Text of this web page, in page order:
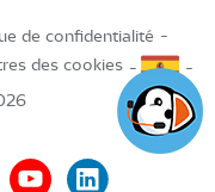
de confidentialité
des cookies
les contrastes